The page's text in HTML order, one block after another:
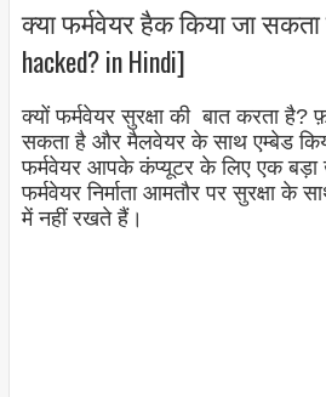
क्या फर्मवेयर हैक किया जा सकता
hacked? in Hindi]
क्यों फर्मवेयर सुरक्षा की बात करता है?
सकता है और मैलवेयर के साथ एम्बेड
फर्मवेयर आपके कंप्यूटर के लिए एक बड़ा
फर्मवेयर निर्माता आमतौर पर सुरक्षा के
में नहीं रखते हैं।